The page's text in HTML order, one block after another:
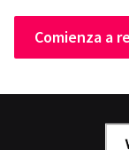
Comienza a